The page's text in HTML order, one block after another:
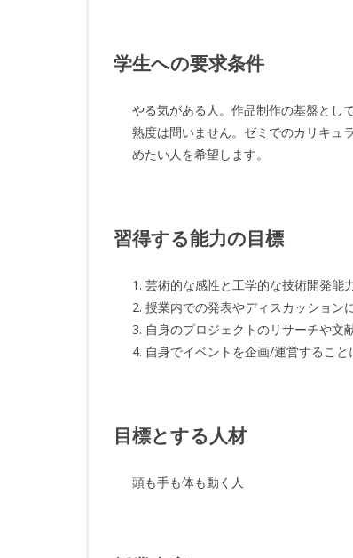
学生への要求条件
やる気がある人。作品制作の基盤とし
熟度は問いません。ゼミでのカリキュ
めたい人を希望します。
習得する能力の目標
1. 芸術的な感性と工学的な技術開発能
2. 授業内での発表やディスカッション
3. 自身のプロジェクトのリサーチや文
4. 自身でイベントを企画/運営するこ
目標とする人材
頭も手も体も動く人